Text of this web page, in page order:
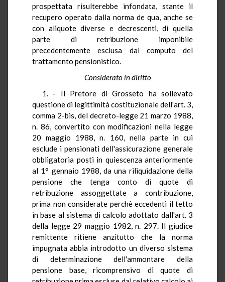
prospettata risulterebbe infondata, stante il
recupero operato dalla norma de qua, anche se
con aliquote diverse e decrescenti, di quella
parte di retribuzione imponibile
precedentemente esclusa dal computo del
trattamento pensionistico.
Considerato in diritto
1. - Il Pretore di Grosseto ha sollevato
questione di legittimità costituzionale dell'art. 3,
comma 2-bis, del decreto-legge 21 marzo 1988,
n. 86, convertito con modificazioni nella legge
20 maggio 1988, n. 160, nella parte in cui
esclude i pensionati dell'assicurazione generale
obbligatoria posti in quiescenza anteriormente
al 1° gennaio 1988, da una riliquidazione della
pensione che tenga conto di quote di
retribuzione assoggettate a contribuzione,
prima non considerate perchè eccedenti il tetto
in base al sistema di calcolo adottato dall'art. 3
della legge 29 maggio 1982, n. 297. Il giudice
remittente ritiene anzitutto che la norma
impugnata abbia introdotto un diverso sistema
di determinazione dell'ammontare della
pensione base, ricomprensivo di quote di